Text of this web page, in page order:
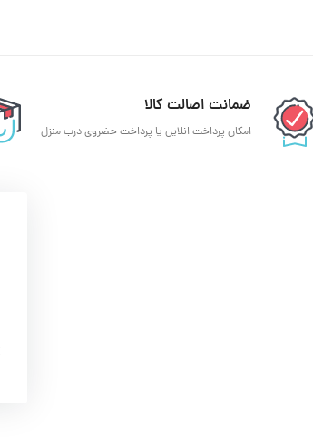
ضمانت اصالت کالا
امکان پرداخت انلاین یا پرداخت حضروی درب منزل